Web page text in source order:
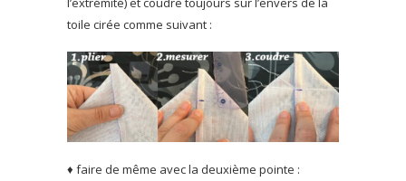
toile cirée comme suivant :
♦ faire de même avec la deuxième pointe :